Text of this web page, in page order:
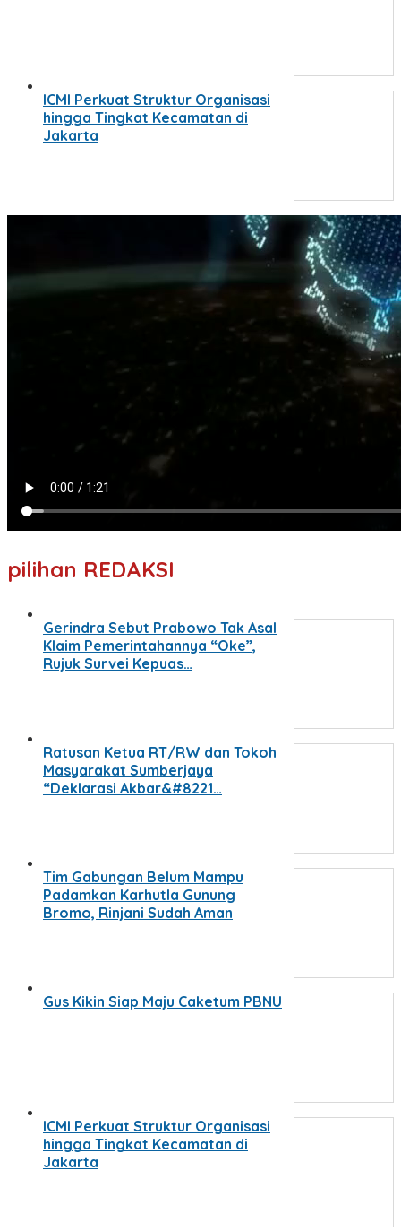
ICMI Perkuat Struktur Organisasi
hingga Tingkat Kecamatan di
Jakarta
pilihan REDAKSI
Gerindra Sebut Prabowo Tak Asal
Klaim Pemerintahannya “Oke”,
Rujuk Survei Kepuas…
Ratusan Ketua RT/RW dan Tokoh
Masyarakat Sumberjaya
“Deklarasi Akbar&#8221…
Tim Gabungan Belum Mampu
Padamkan Karhutla Gunung
Bromo, Rinjani Sudah Aman
Gus Kikin Siap Maju Caketum PBNU
ICMI Perkuat Struktur Organisasi
hingga Tingkat Kecamatan di
Jakarta